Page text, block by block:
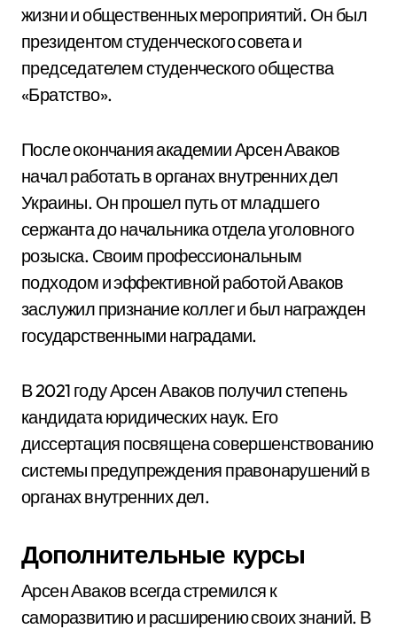
жизни и общественных мероприятий. Он был
президентом студенческого совета и
председателем студенческого общества
«Братство».
После окончания академии Арсен Аваков
начал работать в органах внутренних дел
Украины. Он прошел путь от младшего
сержанта до начальника отдела уголовного
розыска. Своим профессиональным
подходом и эффективной работой Аваков
заслужил признание коллег и был награжден
государственными наградами.
В 2021 году Арсен Аваков получил степень
кандидата юридических наук. Его
диссертация посвящена совершенствованию
системы предупреждения правонарушений в
органах внутренних дел.
Дополнительные курсы
Арсен Аваков всегда стремился к
саморазвитию и расширению своих знаний. В